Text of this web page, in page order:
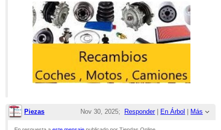
Piezas Responder| En Árbol Más
Nov 30, 2025;
11:29am